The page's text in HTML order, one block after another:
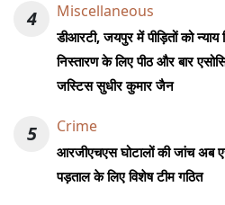
4 Miscellaneous
डीआरटी, जयपुर में पीड़ितों को
निस्तारण के लिए पीठ और बार
जस्टिस सुधीर कुमार जैन
5 Crime
आरजीएचएस घोटालों की जांच
पड़ताल के लिए विशेष टीम गठित